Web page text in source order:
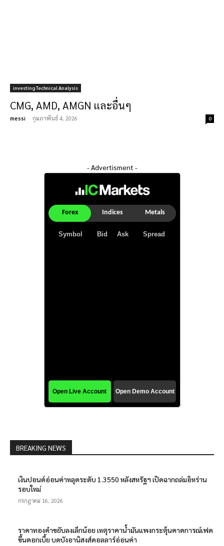
investing Technical Analysis
CMG, AMD, AMGN และอื่นๆ
messi - กุมภาพันธ์ 4, 2026 0
- Advertisment -
BREAKING NEWS
เงินปอนด์อ่อนค่าหลุดระดับ 1.3550 หลังสหรัฐฯ เปิดฉากถล่มอิหร่าน
รอบใหม่
กรกฎาคม 16, 2026
ราคาทองคำขยับลงเล็กน้อย เหตุราคาน้ำมันแพงกระตุ้นคาดการณ์เฟด
ขึ้นดอกเบี้ย บดบังอานิสงส์ดอลลาร์อ่อนค่า